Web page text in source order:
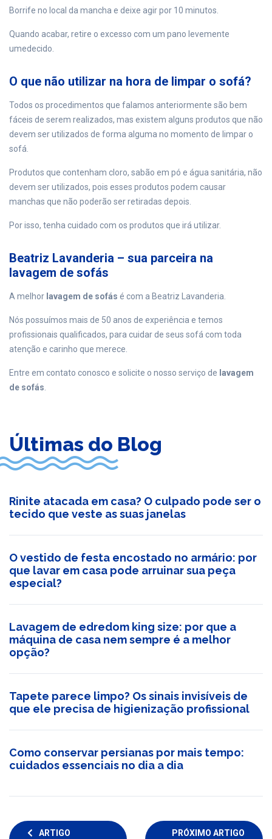
Borrife no local da mancha e deixe agir por 10 minutos.
Quando acabar, retire o excesso com um pano levemente
umedecido.
O que não utilizar na hora de limpar o sofá?
Todos os procedimentos que falamos anteriormente são bem
fáceis de serem realizados, mas existem alguns produtos que não
devem ser utilizados de forma alguma no momento de limpar o
sofá.
Produtos que contenham cloro, sabão em pó e água sanitária, não
devem ser utilizados, pois esses produtos podem causar
manchas que não poderão ser retiradas depois.
Por isso, tenha cuidado com os produtos que irá utilizar.
Beatriz Lavanderia – sua parceira na
lavagem de sofás
A melhor lavagem de sofás é com a Beatriz Lavanderia.
Nós possuímos mais de 50 anos de experiência e temos
profissionais qualificados, para cuidar de seus sofá com toda
atenção e carinho que merece.
Entre em contato conosco e solicite o nosso serviço de lavagem
de sofás.
Últimas do Blog
Rinite atacada em casa? O culpado pode ser o
tecido que veste as suas janelas
O vestido de festa encostado no armário: por
que lavar em casa pode arruinar sua peça
especial?
Lavagem de edredom king size: por que a
máquina de casa nem sempre é a melhor
opção?
Tapete parece limpo? Os sinais invisíveis de
que ele precisa de higienização profissional
Como conservar persianas por mais tempo:
cuidados essenciais no dia a dia
ARTIGO
PRÓXIMO ARTIGO